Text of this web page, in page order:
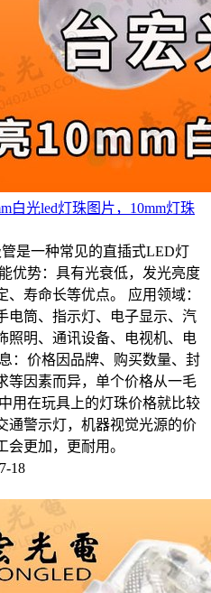
白光led灯珠图片，10mm灯珠
是一种常见的直插式LED灯
优势：具有光衰低，发光亮度
寿命长等优点。 应用领域：
电筒、指示灯、电子显示、汽
照明、通讯设备、电视机、电
：价格因品牌、购买数量、封
等因素而异，单个价格从一毛
用在玩具上的灯珠价格就比较
通警示灯，机器视觉光源的价
更加，更耐用。
18